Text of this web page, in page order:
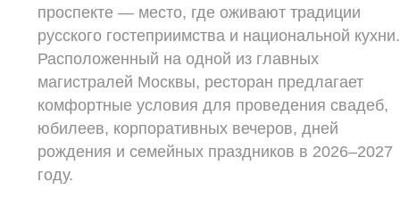
проспекте — место, где оживают традиции
русского гостеприимства и национальной кухни.
Расположенный на одной из главных
магистралей Москвы, ресторан предлагает
комфортные условия для проведения свадеб,
юбилеев, корпоративных вечеров, дней
рождения и семейных праздников в 2026–2027
году.